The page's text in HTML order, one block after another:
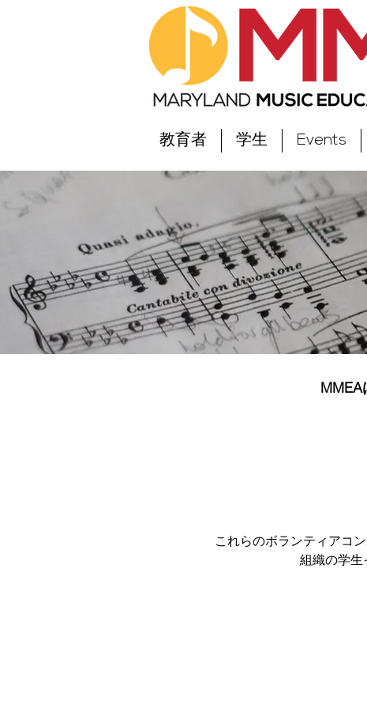
教育者 学生 Events
MMEA
これらのボランティアコ
組織の学生